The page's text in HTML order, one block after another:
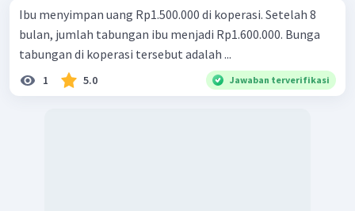
Ibu menyimpan uang Rp1.500.000 di koperasi. Setelah 8
bulan, jumlah tabungan ibu menjadi Rp1.600.000. Bunga
tabungan di koperasi tersebut adalah ...
1 5.0 Jawaban terverifikasi